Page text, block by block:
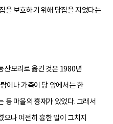
을 보호하기 위해 당집을 지었다는
산모리로 옮긴 것은 1980년
이나 가축이 당 앞에서는 한
등 마을의 흉재가 있었다. 그래서
으나 여전히 흉한 일이 그치지